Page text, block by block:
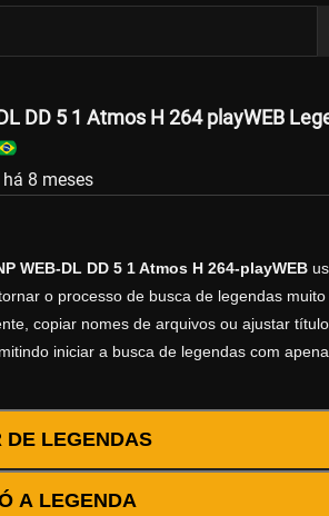
DD 5 1 Atmos H 264 playWEB
8 meses
WEB-DL DD 5 1 Atmos H 264-playWEB
o processo de busca de legendas
copiar nomes de arquivos ou ajustar
iniciar a busca de legendas com
LEGENDAS
A LEGENDA